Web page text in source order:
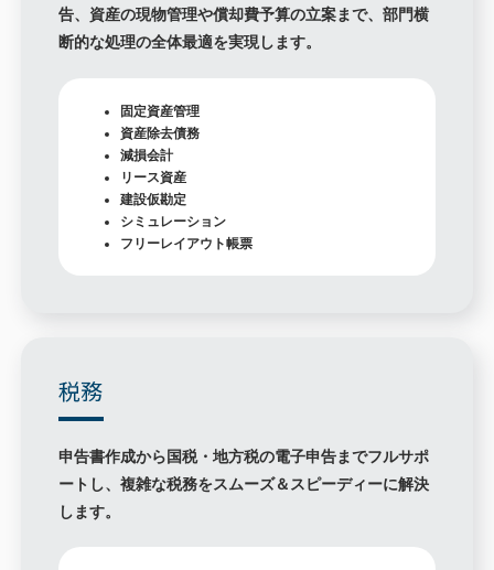
告、資産の現物管理や償却費予算の立案まで、部門横
断的な処理の全体最適を実現します。
固定資産管理
資産除去債務
減損会計
リース資産
建設仮勘定
シミュレーション
フリーレイアウト帳票
税務
申告書作成から国税・地方税の電子申告までフルサポ
ートし、複雑な税務をスムーズ＆スピーディーに解決
します。